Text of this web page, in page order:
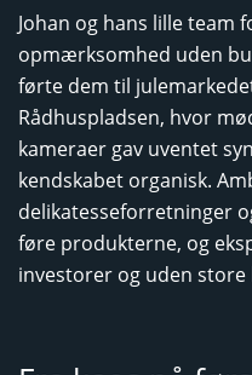
Johan og hans lille team
opmærksomhed uden
førte dem til
Rådhuspladsen, hvor
kameraer gav uventet
kendskabet organisk.
delikatesseforretninger
føre produkterne, og
investorer og uden store